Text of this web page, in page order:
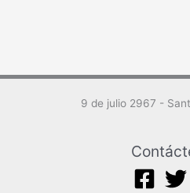
9 de julio 2967 -